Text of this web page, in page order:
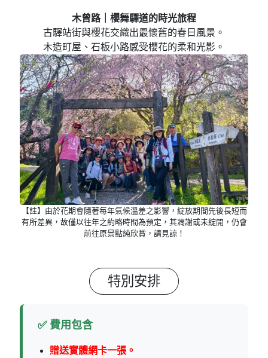
木曾路｜櫻舞驛道的時光旅程
古驛站街與櫻花交織出最懷舊的春日風景。
木造町屋、石板小路感受櫻花的柔和光影。
【註】由於花期會隨著每年氣候溫差之影響，綻放期間先後長短而
有所差異，故僅以往年之約略時間為預定，其凋謝或未綻開，仍會
前往原景點純欣賞，請見諒！
特別安排
✅ 費用包含
贈送實體網卡一張。